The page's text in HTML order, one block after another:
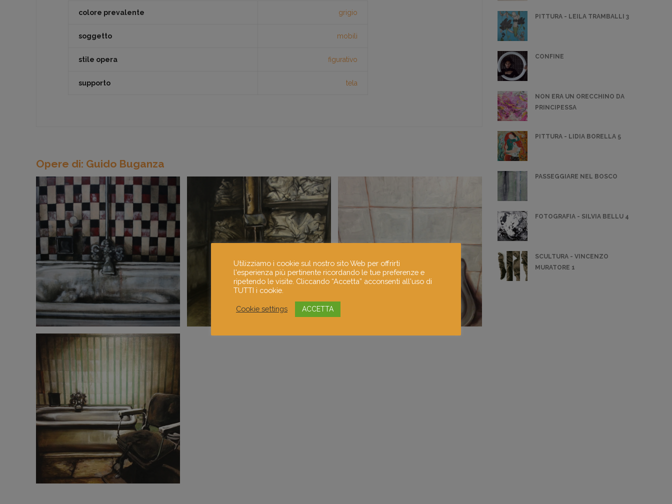
colore prevalente grigio
soggetto mobili
stile opera figurativo
supporto tela
Opere di: Guido Buganza
PITTURA - LEILA TRAMBALLI 3
CONFINE
NON ERA UN ORECCHINO DA
PRINCIPESSA
PITTURA - LIDIA BORELLA 5
PASSEGGIARE NEL BOSCO
FOTOGRAFIA - SILVIA BELLU 4
SCULTURA - VINCENZO
MURATORE 1
Utilizziamo i cookie sul nostro sito Web per offrirti
l'esperienza più pertinente ricordando le tue preferenze e
ripetendo le visite. Cliccando “Accetta” acconsenti all'uso di
TUTTI i cookie.
Cookie settings ACCETTA